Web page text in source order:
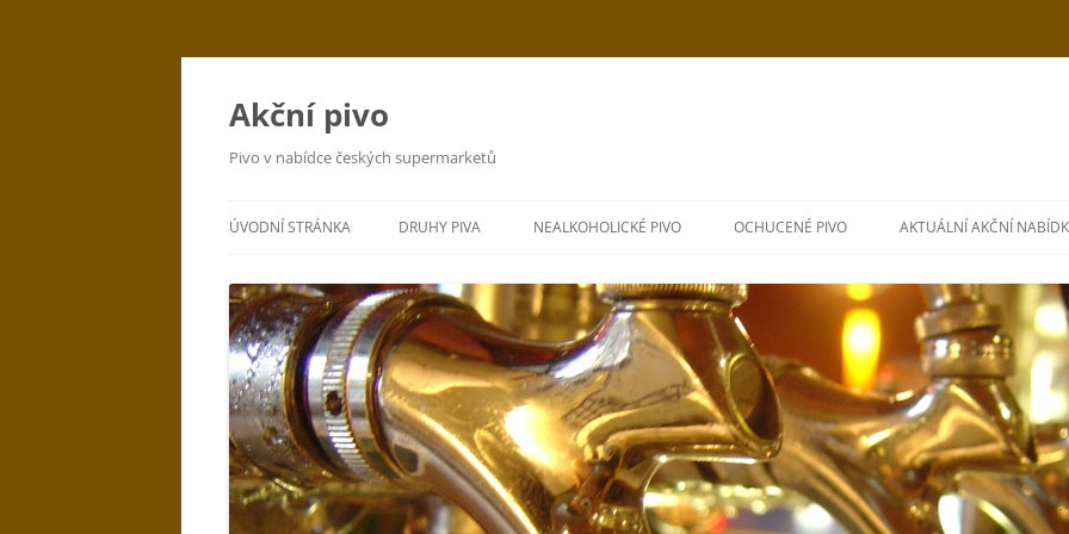
Přejít
obsahu
webu
Akční pivo
Pivo v nabídce českých supermarketů
ÚVODNÍ STRÁNKA DRUHY PIVA NEALKOHOLICKÉ PIVO OCHUCENÉ PIVO AKTUÁLNÍ AKČNÍ